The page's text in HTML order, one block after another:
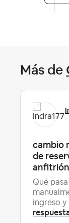
Más de
cambio
de
anfitrión
Qué
ingreso y